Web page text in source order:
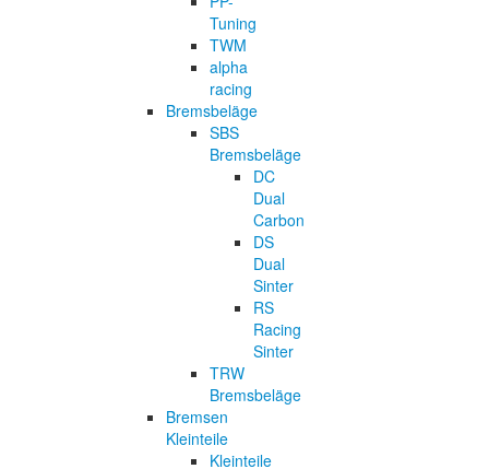
Tuning
TWM
alpha
racing
Bremsbeläge
SBS
Bremsbeläge
DC
Dual
Carbon
DS
Dual
Sinter
RS
Racing
Sinter
TRW
Bremsbeläge
Bremsen
Kleinteile
Kleinteile